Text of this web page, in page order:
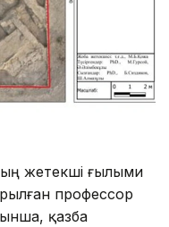
жетекші ғылыми
профессор
қазба